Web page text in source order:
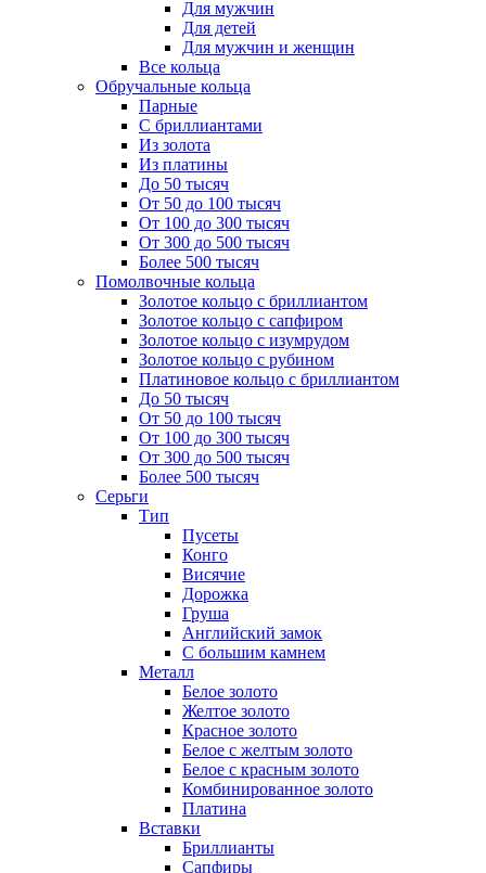
Для мужчин
Для детей
Для мужчин и женщин
Все кольца
Обручальные кольца
Парные
С бриллиантами
Из золота
Из платины
До 50 тысяч
От 50 до 100 тысяч
От 100 до 300 тысяч
От 300 до 500 тысяч
Более 500 тысяч
Помолвочные кольца
Золотое кольцо с бриллиантом
Золотое кольцо с сапфиром
Золотое кольцо с изумрудом
Золотое кольцо с рубином
Платиновое кольцо с бриллиантом
До 50 тысяч
От 50 до 100 тысяч
От 100 до 300 тысяч
От 300 до 500 тысяч
Более 500 тысяч
Серьги
Тип
Пусеты
Конго
Висячие
Дорожка
Груша
Английский замок
С большим камнем
Металл
Белое золото
Желтое золото
Красное золото
Белое с желтым золото
Белое с красным золото
Комбинированное золото
Платина
Вставки
Бриллианты
Сапфиры